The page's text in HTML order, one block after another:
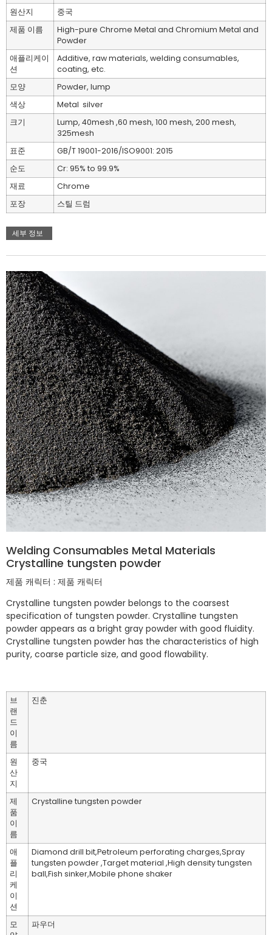
원산지
중국
제품 이름
High-pure Chrome Metal and Chromium Metal and
Powder
애플리케이
션
Additive, raw materials, welding consumables,
coating, etc.
모양
Powder, lump
색상
Metal silver
크기
Lump, 40mesh ,60 mesh, 100 mesh, 200 mesh,
325mesh
표준
GB/T 19001-2016/ISO9001: 2015
순도
Cr: 95% to 99.9%
재료
Chrome
포장
스틸 드럼
세부 정보
Welding Consumables Metal Materials
Crystalline tungsten powder
제품 캐릭터 : 제품 캐릭터
Crystalline tungsten powder belongs to the coarsest
specification of tungsten powder. Crystalline tungsten
powder appears as a bright gray powder with good fluidity.
Crystalline tungsten powder has the characteristics of high
purity, coarse particle size, and good flowability.
브
랜
드
이
름
진춘
원
산
지
중국
제
품
이
름
Crystalline tungsten powder
애
플
리
케
이
션
Diamond drill bit,Petroleum perforating charges,Spray
tungsten powder ,Target material ,High density tungsten
ball,Fish sinker,Mobile phone shaker
모
파우더